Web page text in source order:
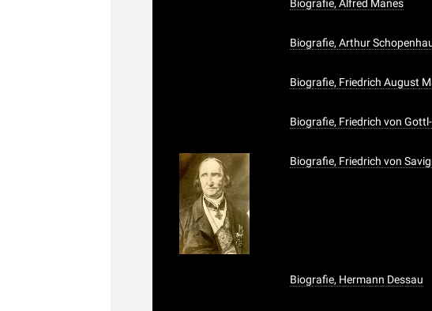
Biografie, Alfred Manes
Biografie, Arthur
Biografie, Friedrich August
Biografie, Friedrich von
Biografie, Friedrich von
Biografie, Hermann Dessau